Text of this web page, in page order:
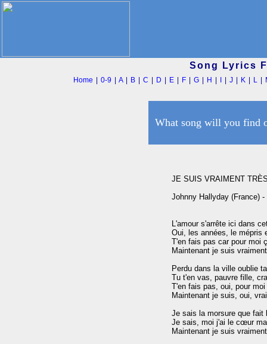
Song Lyrics
Home |0-9 |A| B |C D E F |G H |J K L
What song will you find
JE SUIS VRAIMENT
Johnny Hallyday (France) -
L'amour s'arrête ici dans
Oui, les années, le mépris
T'en fais pas car pour moi
Maintenant je suis
Perdu dans la ville oublie
Tu t'en vas, pauvre fille,
T'en fais pas, oui, pour
Maintenant je suis, oui,
Je sais la morsure que fait
Je sais, moi j'ai le cœur
Maintenant je suis